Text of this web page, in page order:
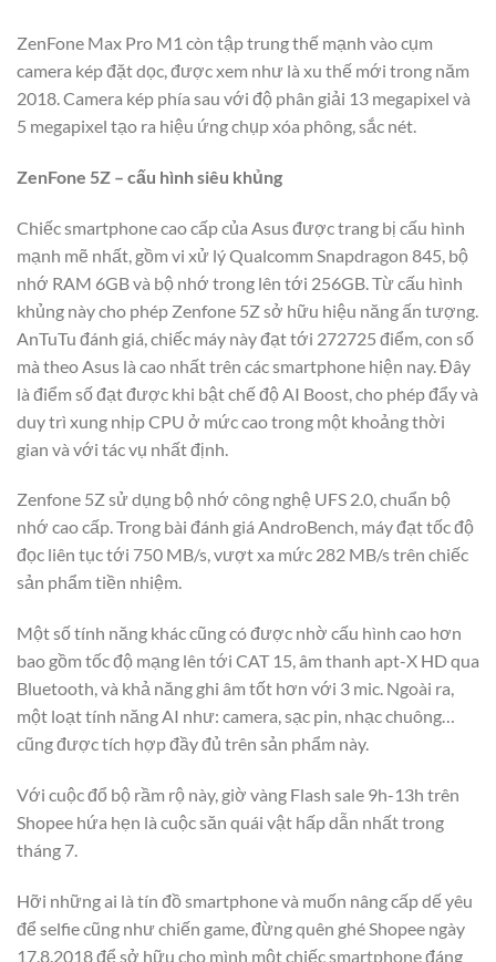
ZenFone Max Pro M1 còn tập trung thế mạnh vào cụm
camera kép đặt dọc, được xem như là xu thế mới trong năm
2018. Camera kép phía sau với độ phân giải 13 megapixel và
5 megapixel tạo ra hiệu ứng chụp xóa phông, sắc nét.
ZenFone 5Z – cấu hình siêu khủng
Chiếc smartphone cao cấp của Asus được trang bị cấu hình
mạnh mẽ nhất, gồm vi xử lý Qualcomm Snapdragon 845, bộ
nhớ RAM 6GB và bộ nhớ trong lên tới 256GB. Từ cấu hình
khủng này cho phép Zenfone 5Z sở hữu hiệu năng ấn tượng.
AnTuTu đánh giá, chiếc máy này đạt tới 272725 điểm, con số
mà theo Asus là cao nhất trên các smartphone hiện nay. Đây
là điểm số đạt được khi bật chế độ AI Boost, cho phép đẩy và
duy trì xung nhịp CPU ở mức cao trong một khoảng thời
gian và với tác vụ nhất định.
Zenfone 5Z sử dụng bộ nhớ công nghệ UFS 2.0, chuẩn bộ
nhớ cao cấp. Trong bài đánh giá AndroBench, máy đạt tốc độ
đọc liên tục tới 750 MB/s, vượt xa mức 282 MB/s trên chiếc
sản phẩm tiền nhiệm.
Một số tính năng khác cũng có được nhờ cấu hình cao hơn
bao gồm tốc độ mạng lên tới CAT 15, âm thanh apt-X HD qua
Bluetooth, và khả năng ghi âm tốt hơn với 3 mic. Ngoài ra,
một loạt tính năng AI như: camera, sạc pin, nhạc chuông…
cũng được tích hợp đầy đủ trên sản phẩm này.
Với cuộc đổ bộ rầm rộ này, giờ vàng Flash sale 9h-13h trên
Shopee hứa hẹn là cuộc săn quái vật hấp dẫn nhất trong
tháng 7.
Hỡi những ai là tín đồ smartphone và muốn nâng cấp dế yêu
để selfie cũng như chiến game, đừng quên ghé Shopee ngày
17.8.2018 để sở hữu cho mình một chiếc smartphone đáng